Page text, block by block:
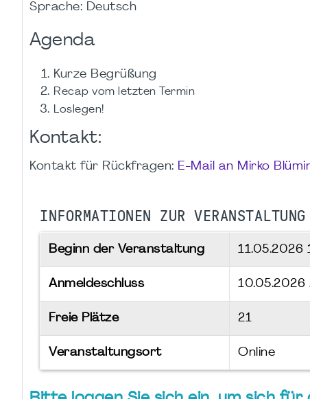
Sprache: Deutsch
Agenda
Kurze Begrüßung
Recap vom letzten Termin
Loslegen!
Kontakt:
Kontakt für Rückfragen: E-Mail an Mirko
INFORMATIONEN ZUR VERANSTALTUNG
Beginn der Veranstaltung 11.05.2026
Anmeldeschluss 10.05.2026
Freie Plätze 21
Veranstaltungsort Online